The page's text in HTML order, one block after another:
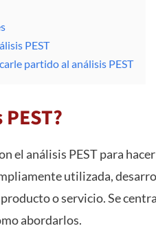
PEST
partido al análisis PEST
el análisis PEST para
utilizada,
o servicio. Se
abordarlos.